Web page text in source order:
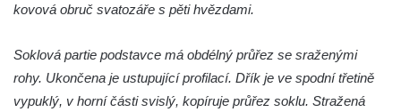
Socha Krista klesajícího pod křížem u
Budějovicích
Socha svatého Jana Nepomuckého u
kostela svaté Rodiny v Českých
kovová obruč svatozáře s pěti hvězdami.
Soklová partie podstavce má obdélný průřez se sraženými
rohy. Ukončena je ustupující profilací. Dřík je ve spodní třetině
vypuklý, v horní části svislý, kopíruje průřez soklu. Stražená